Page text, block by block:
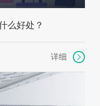
么好处？
详细 